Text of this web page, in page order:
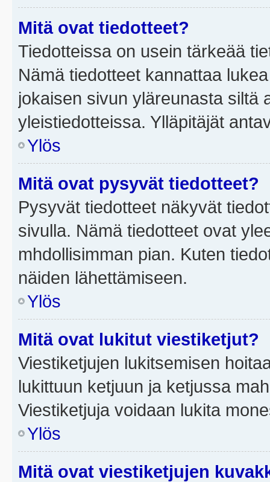
Mitä ovat tiedotteet?
Tiedotteissa on usein tärkeää
Nämä tiedotteet kannattaa
jokaisen sivun yläreunasta siltä
yleistiedotteissa. Ylläpitäjät
Ylös
Mitä ovat pysyvät tiedotteet?
Pysyvät tiedotteet näkyvät
sivulla. Nämä tiedotteet ovat
mhdollisimman pian. Kuten
näiden lähettämiseen.
Ylös
Mitä ovat lukitut viestiketjut?
Viestiketjujen lukitsemisen
lukittuun ketjuun ja ketjussa
Viestiketjuja voidaan lukita
Ylös
Mitä ovat viestiketjujen